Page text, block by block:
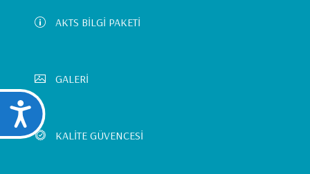
Ulaşılabilirlik
MenuAKTS BİLGİ PAKETİ
GALERİ
KALİTE GÜVENCESİ